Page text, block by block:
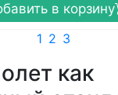
в корзину
1 2 3
как